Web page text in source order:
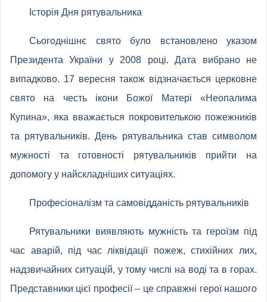
Історія Дня рятувальника
Сьогоднішнє свято було встановлено указом
Президента України у 2008 році. Дата вибрано не
випадково. 17 вересня також відзначається церковне
свято на честь ікони Божої Матері «Неопалима
Купина», яка вважається покровителькою пожежників
та рятувальників. День рятувальника став символом
мужності та готовності рятувальників прийти на
допомогу у найскладніших ситуаціях.
Професіоналізм та самовідданість рятувальників
Рятувальники виявляють мужність та героїзм під
час аварій, під час ліквідації пожеж, стихійних лих,
надзвичайних ситуацій, у тому числі на воді та в горах.
Представники цієї професії – це справжні герої нашого